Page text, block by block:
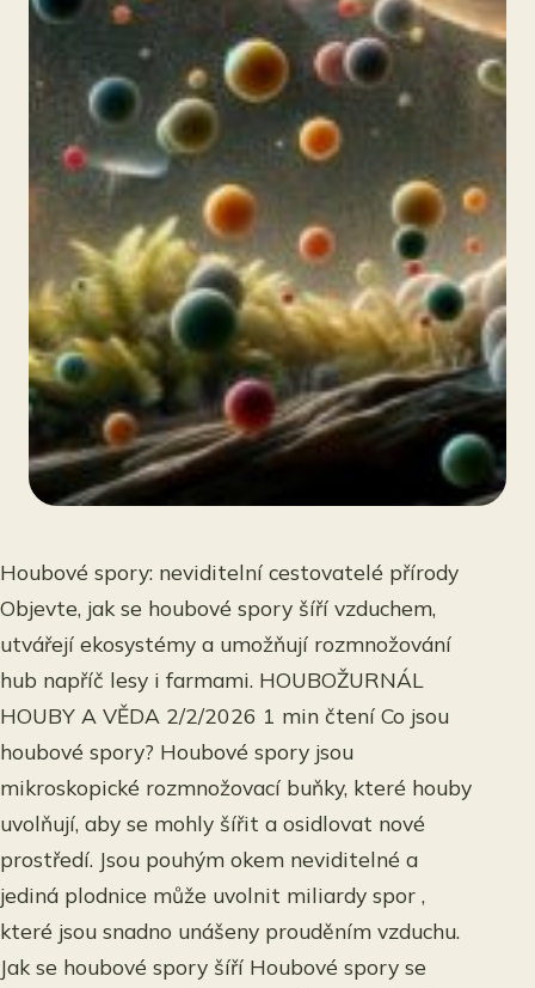
Houbové spory: neviditelní cestovatelé přírody
Objevte, jak se houbové spory šíří vzduchem,
utvářejí ekosystémy a umožňují rozmnožování
hub napříč lesy i farmami. HOUBOŽURNÁL
HOUBY A VĚDA 2/2/2026 1 min čtení Co jsou
houbové spory? Houbové spory jsou
mikroskopické rozmnožovací buňky, které houby
uvolňují, aby se mohly šířit a osidlovat nové
prostředí. Jsou pouhým okem neviditelné a
jediná plodnice může uvolnit miliardy spor ,
které jsou snadno unášeny prouděním vzduchu.
Jak se houbové spory šíří Houbové spory se